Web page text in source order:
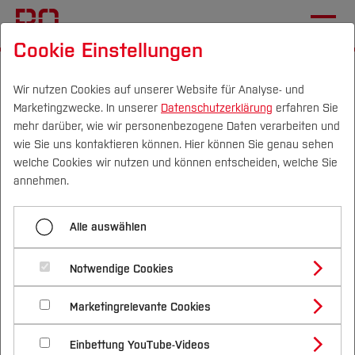
Campus Personen DE|EN Quicklinks
Studium
Studienangebote
Bachelorstudiengänge
Masterstudiengänge
Vor dem Studium
Bewerben & Einschreiben
Bewerbungsportal
Im Studium
Studienbüros und Prüfungen
Nach dem Studium
Forschung & Transfer
Profil
Forschungs- und Transferprofil
Schwerpunkte (FuT)
Beratung & Förderung
Nachhaltigkeit
Nachhaltigkeit studieren
International
News
Virtuelle Gründer-
Sprechstunde
09.02.2021Gründung
Immer donnerstags zwischen 12:00
und 13:00 Uhr
Cookie Einstellungen
Wir nutzen Cookies auf unserer Website für Analyse- und
Marketingzwecke. In unserer Datenschutzerklärung erfahren Sie
mehr darüber, wie wir personenbezogene Daten verarbeiten und
wie Sie uns kontaktieren können. Hier können Sie genau sehen
welche Cookies wir nutzen und können entscheiden, welche Sie
annehmen.
Alle auswählen
Notwendige Cookies
Marketingrelevante Cookies
Einbettung YouTube-Videos